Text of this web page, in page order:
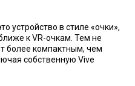
устройство в стиле «очки»,
к VR-очкам. Тем не
более компактным, чем
собственную Vive